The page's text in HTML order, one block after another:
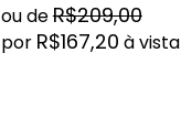
R$209,00
R$167,20 à vista